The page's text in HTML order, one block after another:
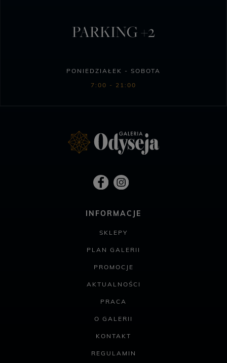
PARKING +2
PONIEDZIAŁEK - SOBOTA
7:00 - 21:00
INFORMACJE
SKLEPY
PLAN GALERII
PROMOCJE
AKTUALNOŚCI
PRACA
O GALERII
KONTAKT
REGULAMIN